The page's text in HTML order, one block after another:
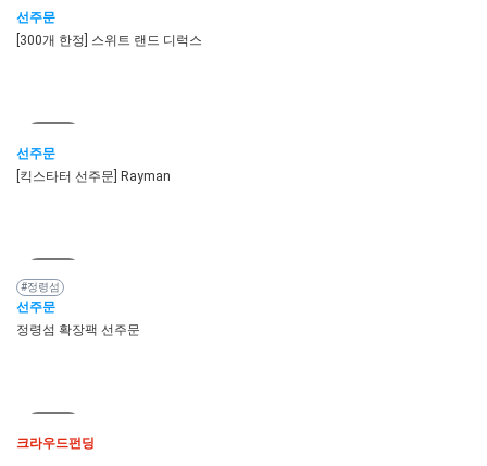
선주문
[300개 한정] 스위트 랜드 디럭스
선주문
[킥스타터 선주문] Rayman
#정령섬
선주문
정령섬 확장팩 선주문
크라우드펀딩